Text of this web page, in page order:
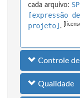
cada arquivo:
[expressão
projeto] .
Controle
Qualidade